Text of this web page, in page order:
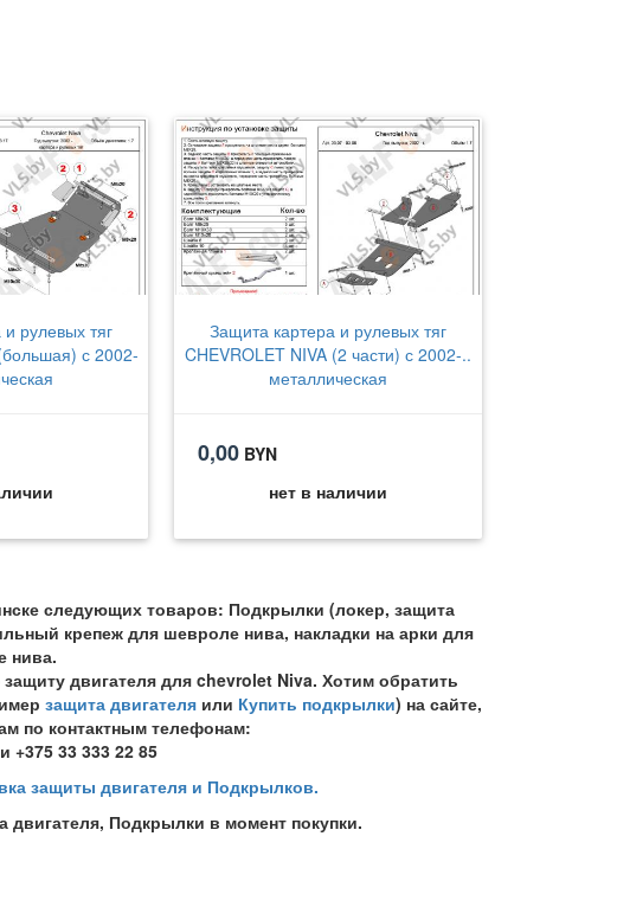
рулевых тяг
с 2002-
Защита картера и рулевых тяг
CHEVROLET NIVA (2 части) с 2002-..
металлическая
0,00 BYN
нет в наличии
следующих товаров: Подкрылки (локер, защита
крепеж для шевроле нива, накладки на арки для
нива.
двигателя для chevrolet Niva. Хотим обратить
защита двигателяили Купить подкрылки) на сайте,
по контактным телефонам:
+375 33 333 22 85
защиты двигателя и Подкрылков.
Подкрылки в момент покупки.